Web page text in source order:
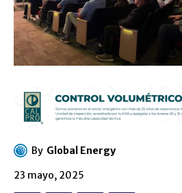
By Global Energy
23 mayo, 2025